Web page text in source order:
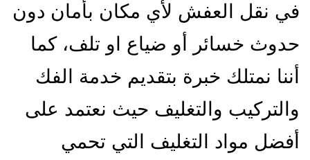
في نقل العفش لأي مكان بأمان دون
حدوث خسائر أو ضياع او تلف، كما
أننا نمتلك خبرة بتقديم خدمة الفك
والتركيب والتغليف حيث نعتمد على
أفضل مواد التغليف التي تحمي